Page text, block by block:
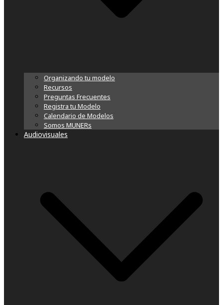
Organizando tu modelo
Recursos
Preguntas Frecuentes
Registra tu Modelo
Calendario de Modelos
Somos MUNERs
Audiovisuales